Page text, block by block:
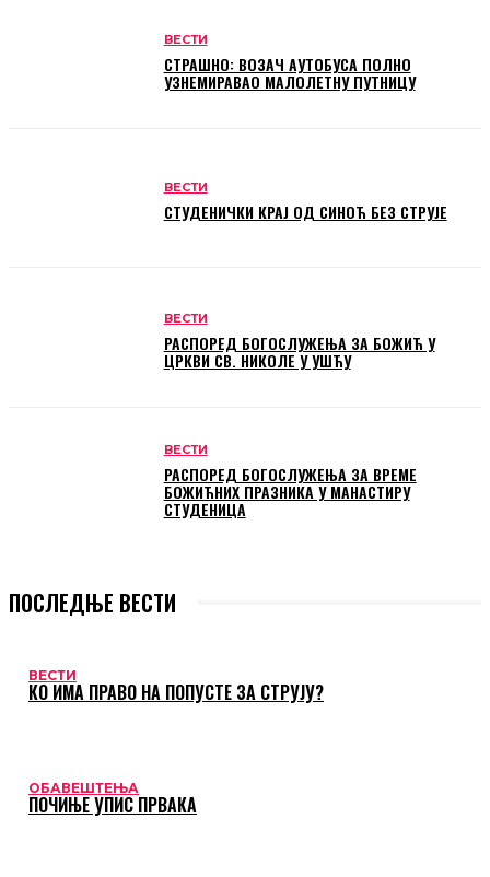
ВЕСТИ
СТРАШНО: ВОЗАЧ АУТОБУСА ПОЛНО
УЗНЕМИРАВАО МАЛОЛЕТНУ ПУТНИЦУ
ВЕСТИ
СТУДЕНИЧКИ КРАЈ ОД СИНОЋ БЕЗ СТРУЈЕ
ВЕСТИ
РАСПОРЕД БОГОСЛУЖЕЊА ЗА БОЖИЋ У
ЦРКВИ СВ. НИКОЛЕ У УШЋУ
ВЕСТИ
РАСПОРЕД БОГОСЛУЖЕЊА ЗА ВРЕМЕ
БОЖИЋНИХ ПРАЗНИКА У МАНАСТИРУ
СТУДЕНИЦА
ПОСЛЕДЊЕ ВЕСТИ
ВЕСТИ
КО ИМА ПРАВО НА ПОПУСТЕ ЗА СТРУЈУ?
ОБАВЕШТЕЊА
ПОЧИЊЕ УПИС ПРВАКА